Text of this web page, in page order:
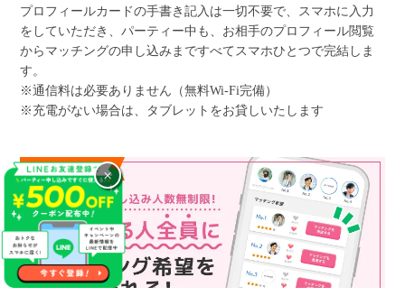
プロフィールカードの手書き記入は一切不要で、スマホに入力
をしていただき、パーティー中も、お相手のプロフィール閲覧
からマッチングの申し込みまですべてスマホひとつで完結しま
す。
※通信料は必要ありません（無料Wi-Fi完備）
※充電がない場合は、タブレットをお貸しいたします
×